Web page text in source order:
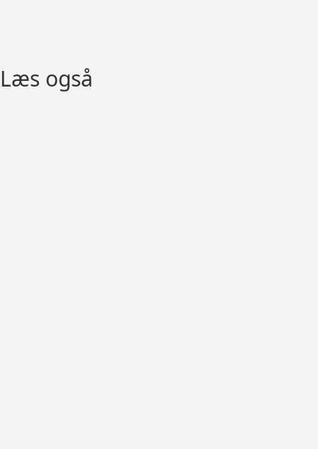
Læs også